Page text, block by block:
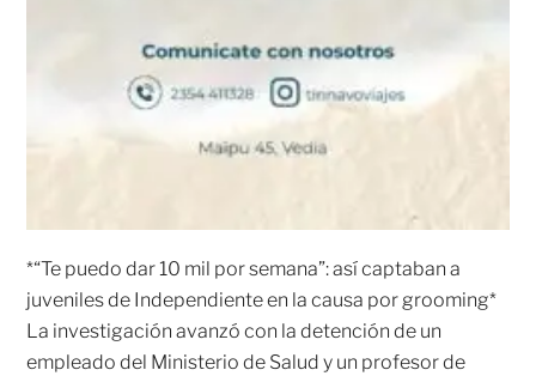
*“Te puedo dar 10 mil por semana”: así captaban a
juveniles de Independiente en la causa por grooming*
La investigación avanzó con la detención de un
empleado del Ministerio de Salud y un profesor de